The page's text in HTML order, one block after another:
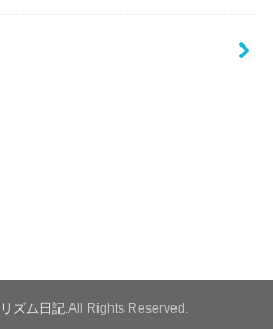
ズム日記.All Rights Reserved.